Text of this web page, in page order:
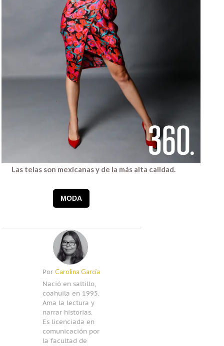
Las telas son mexicanas y de la más alta calidad.
MODA
Por Carolina García
Nació en saltillo,
coahuila en 1995.
Ama la lectura y
narrar historias.
Es licenciada en
comunicación por
la facultad de